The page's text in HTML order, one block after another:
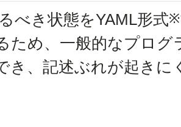
べき状態をYAML形式※
ため、一般的なプロ
き、記述ぶれが起き